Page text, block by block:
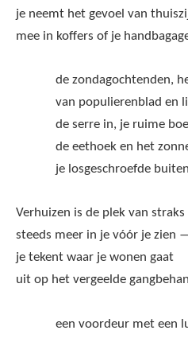
je neemt het gevoel van
mee in koffers of je
de zondagochtenden,
van populierenblad en
de serre in, je ruime
de eethoek en het
je losgeschroefde
Verhuizen is de plek van straks
steeds meer in je vóór je zien
je tekent waar je wonen gaat
uit op het vergeelde
een voordeur met een